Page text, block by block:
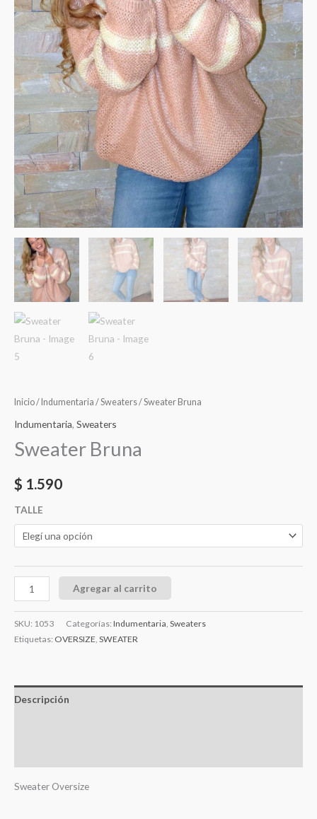
Inicio/ Indumentaria /Sweaters/ Sweater Bruna
Indumentaria, Sweaters
Sweater Bruna
$ 1.590
TALLE
Agregar al carrito
SKU: 1053 Categorías: Indumentaria Sweaters
Etiquetas: OVERSIZE SWEATER
Descripción
Sweater Oversize